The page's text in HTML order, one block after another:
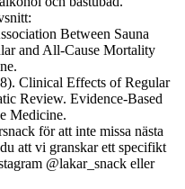
Between Sauna
and All-Cause Mortality
Clinical Effects of Regular
Review. Evidence-Based
Medicine.
för att inte missa nästa
att vi granskar ett specifikt
@lakar_snack eller